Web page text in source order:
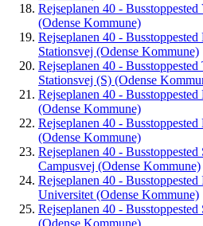
Rejseplanen 40 -
(Odense Kommune)
Rejseplanen 40 -
Stationsvej (Odense Kommune)
Rejseplanen 40 - Busstoppested
Stationsvej (S) (Odense
Rejseplanen 40 -
(Odense Kommune)
Rejseplanen 40 -
(Odense Kommune)
Rejseplanen 40 -
Campusvej (Odense Kommune)
Rejseplanen 40 -
Universitet (Odense Kommune)
Rejseplanen 40 -